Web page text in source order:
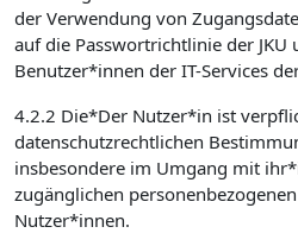
der Verwendung von
auf die Passwortrichtlinie der
Benutzer*innen der IT-Services
4.2.2 Die*Der Nutzer*in ist
datenschutzrechtlichen
insbesondere im Umgang mit
zugänglichen
Nutzer*innen.